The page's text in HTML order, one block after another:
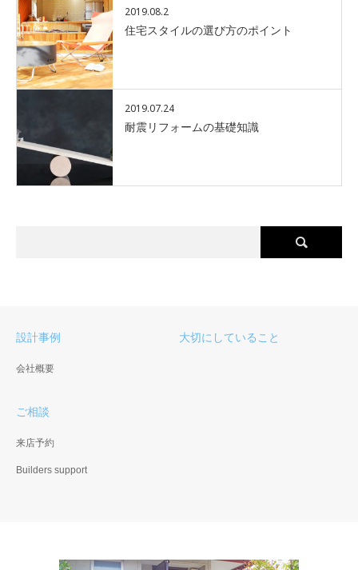
2019.08.2
住宅スタイルの選び方のポイント
2019.07.24
耐震リフォームの基礎知識
設計事例
会社概要
大切にしていること
ご相談
来店予約
Builders support